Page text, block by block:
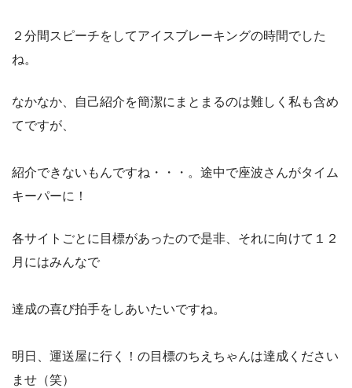
２分間スピーチをしてアイスブレーキングの時間でした
ね。
なかなか、自己紹介を簡潔にまとまるのは難しく私も含め
てですが、
紹介できないもんですね・・・。途中で座波さんがタイム
キーパーに！
各サイトごとに目標があったので是非、それに向けて１２
月にはみんなで
達成の喜び拍手をしあいたいですね。
明日、運送屋に行く！の目標のちえちゃんは達成ください
ませ（笑）